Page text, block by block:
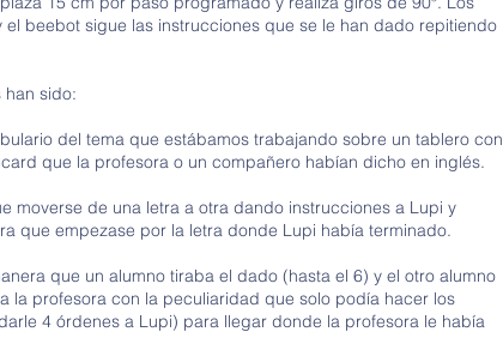
beebot sigue las instrucciones que se le han dado repitiendo
han sido:
del tema que estábamos trabajando sobre un tablero con
que la profesora o un compañero habían dicho en inglés.
moverse de una letra a otra dando instrucciones a Lupi y
que empezase por la letra donde Lupi había terminado.
que un alumno tiraba el dado (hasta el 6) y el otro alumno
la profesora con la peculiaridad que solo podía hacer los
4 órdenes a Lupi) para llegar donde la profesora le había